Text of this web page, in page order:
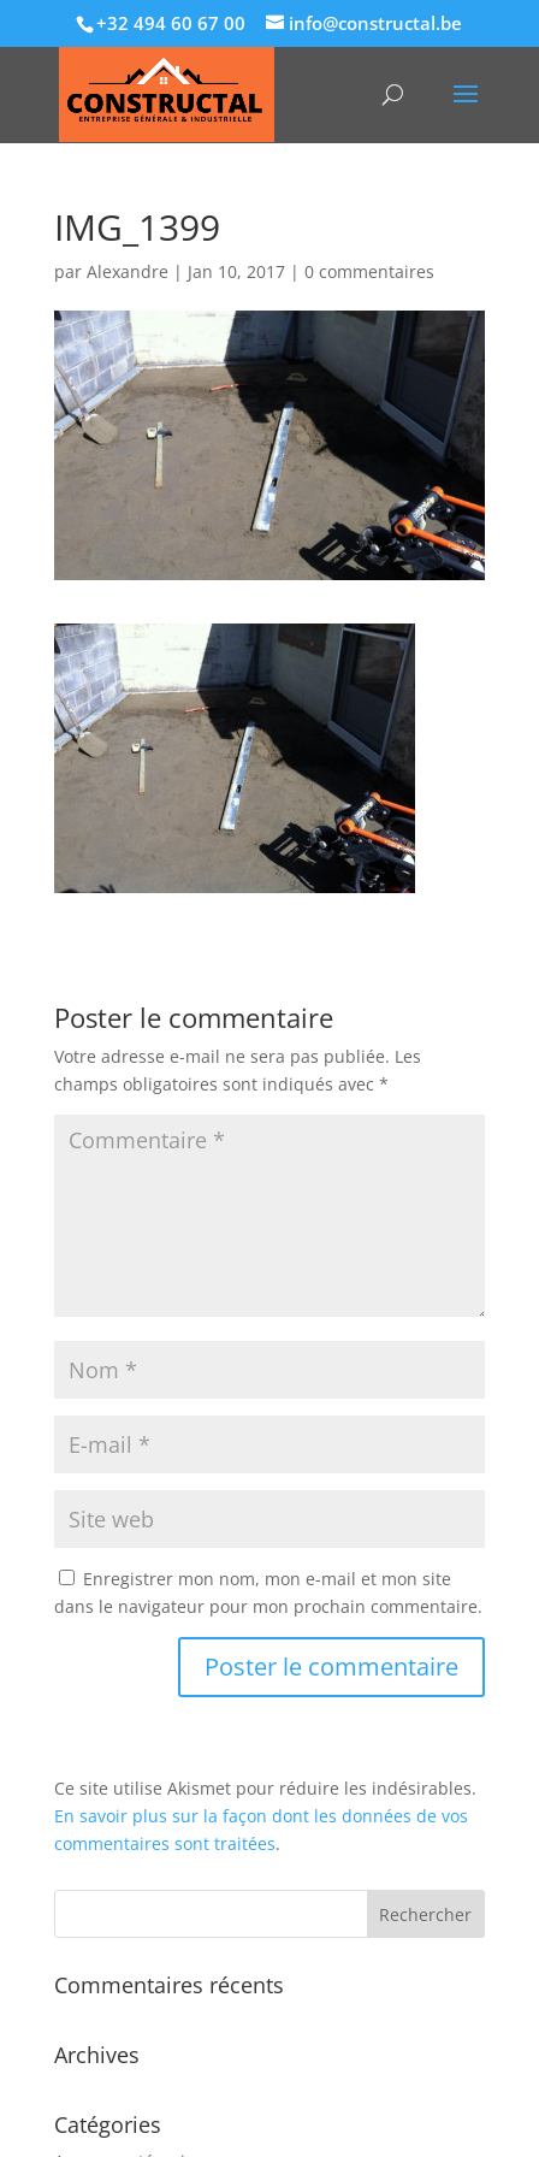
+32 494 60 67 00 info@constructal.be
IMG_1399
par Alexandre | Jan 10, 2017| 0 commentaires
Poster le commentaire
Votre adresse e-mail ne sera pas publiée. Les
champs obligatoires sont indiqués avec *
Enregistrer mon nom, mon e-mail et mon site
dans le navigateur pour mon prochain commentaire.
Ce site utilise Akismet pour réduire les indésirables.
En savoir plus sur la façon dont les données de vos
commentaires sont traitées.
Commentaires récents
Archives
Catégories